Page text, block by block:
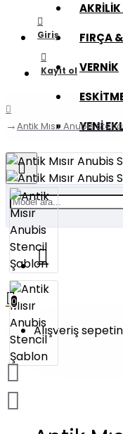
FIRÇA
VERNİK
YENI
0
Alışveriş
Giriş
Kayıt ol
Antik Mısır Anubis